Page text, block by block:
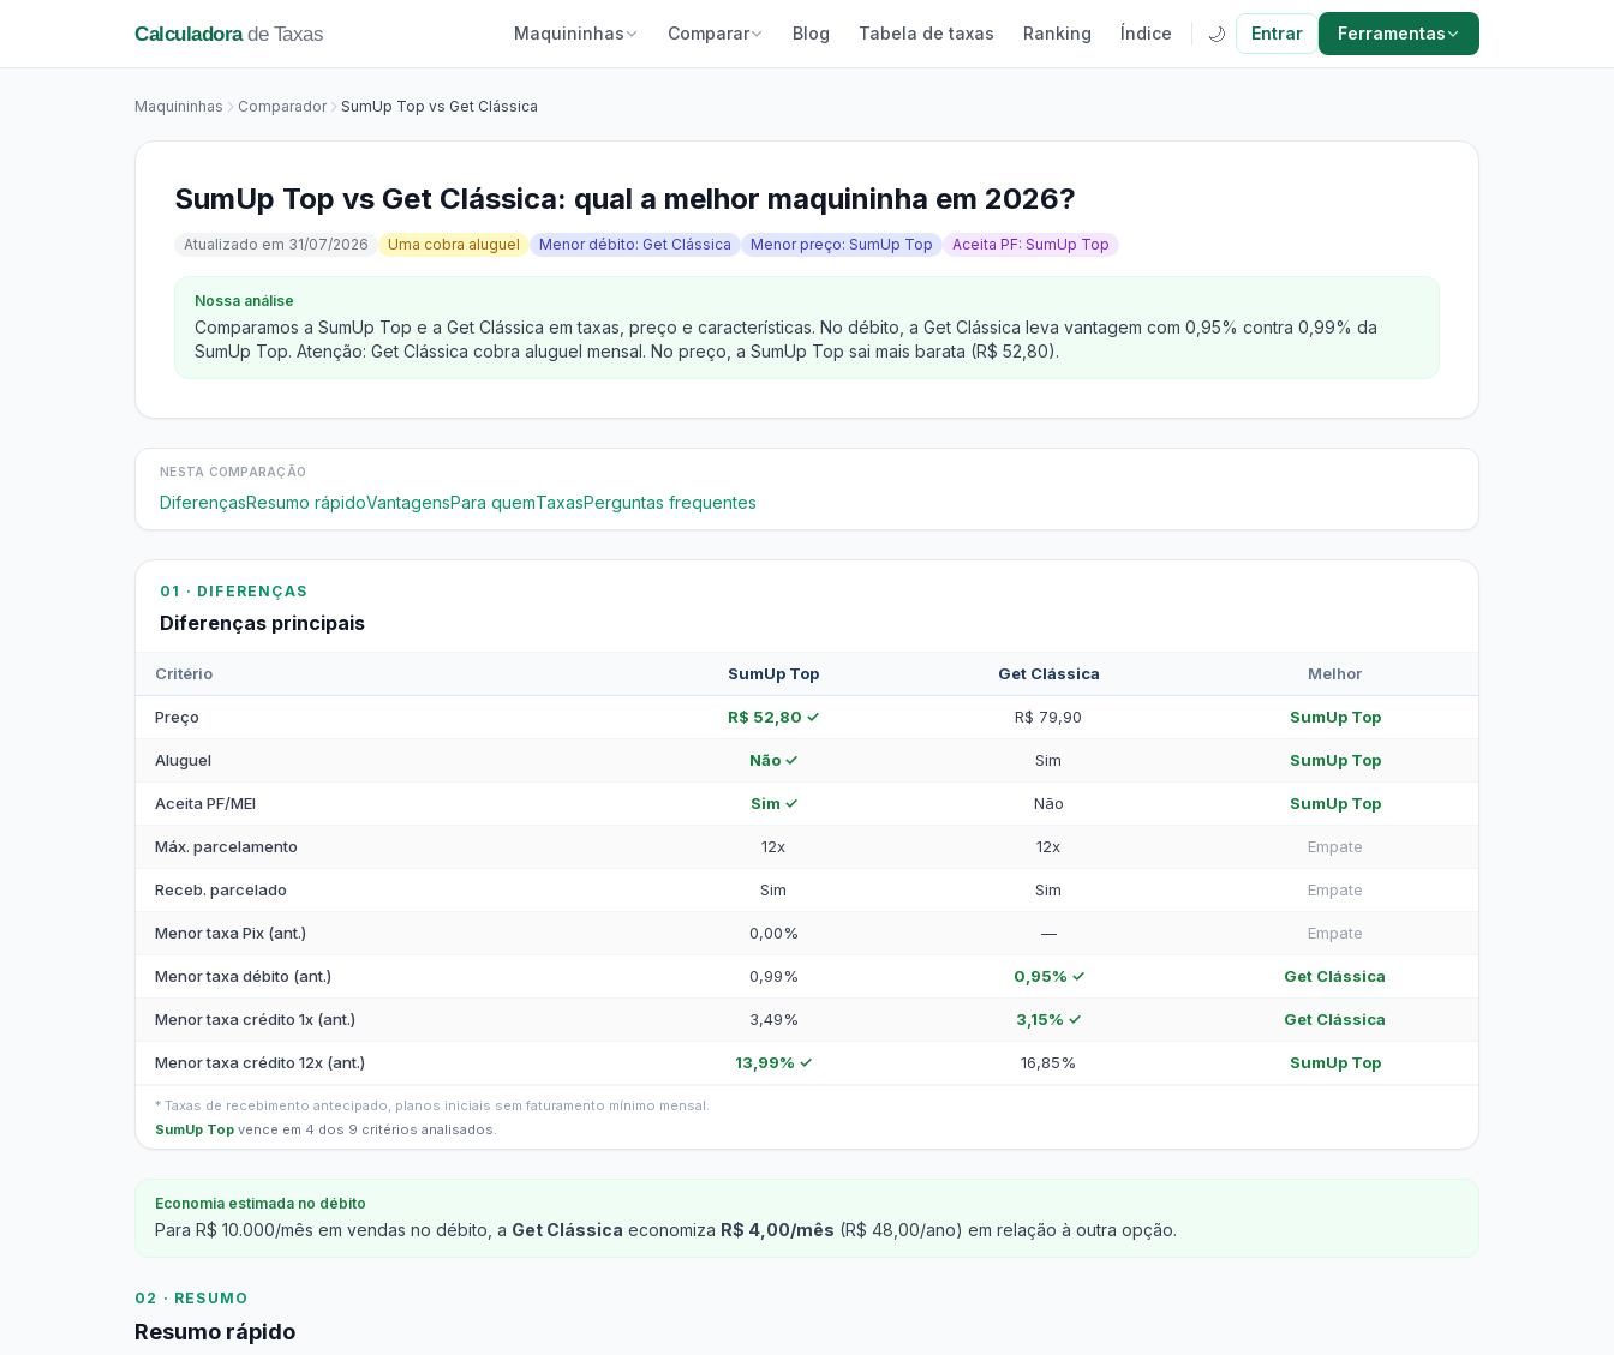
Calculadorade Taxas Maquininhas Comparar Blog Tabela de taxas Ranking Índice 🌙 Entrar Ferramentas
Maquininhas Comparador SumUp Top vs Get Clássica
SumUp Top vs Get Clássica: qual a melhor maquininha em 2026?
Atualizado em 31/07/2026 Uma cobra aluguel Menor débito: Get Clássica Menor preço: SumUp Top Aceita PF: SumUp Top
Nossa análise
Comparamos a SumUp Top e a Get Clássica em taxas, preço e características. No débito, a Get Clássica leva vantagem com 0,95% contra 0,99% da
SumUp Top. Atenção: Get Clássica cobra aluguel mensal. No preço, a SumUp Top sai mais barata (R$ 52,80).
NESTA COMPARAÇÃO
DiferençasResumo rápidoVantagensPara quemTaxasPerguntas frequentes
01 · DIFERENÇAS
Diferenças principais
Critério SumUp Top Get Clássica Melhor
Preço R$ 52,80 ✓ R$ 79,90 SumUp Top
Aluguel Não ✓ Sim SumUp Top
Aceita PF/MEI Sim ✓ Não SumUp Top
Máx. parcelamento 12x 12x Empate
Receb. parcelado Sim Sim Empate
Menor taxa Pix (ant.) 0,00% — Empate
Menor taxa débito (ant.) 0,99% 0,95% ✓ Get Clássica
Menor taxa crédito 1x (ant.) 3,49% 3,15% ✓ Get Clássica
Menor taxa crédito 12x (ant.) 13,99% ✓ 16,85% SumUp Top
* Taxas de recebimento antecipado, planos iniciais sem faturamento mínimo mensal.
SumUp Top vence em 4 dos 9 critérios analisados.
Economia estimada no débito
Para R$ 10.000/mês em vendas no débito, a Get Clássica economiza R$ 4,00/mês (R$ 48,00/ano) em relação à outra opção.
02 · RESUMO
Resumo rápido